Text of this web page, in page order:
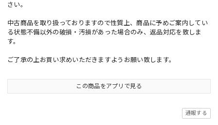
さい。
中古商品を取り扱っておりますので性質上、商品に予めご案内してい
る状態不備以外の破損・汚損があった場合のみ、返品対応を致しま
す。
ご了承の上お買い求めいただきますようお願い致します。
この商品をアプリで見る
通報する